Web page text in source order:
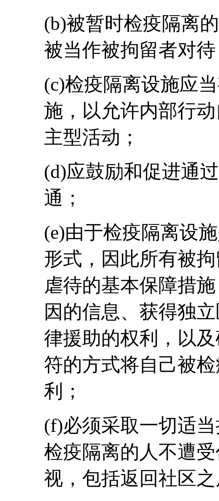
(b)被暂时检疫隔离
被当作被拘留者对
(c)检疫隔离设施应
施，以允许内部行
主型活动；
(d)应鼓励和促进通
通；
(e)由于检疫隔离设
形式，因此所有被
虐待的基本保障措
因的信息、获得独
律援助的权利，以
符的方式将自己被
利；
(f)必须采取一切适
检疫隔离的人不遭
视，包括返回社区